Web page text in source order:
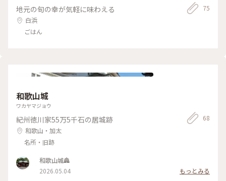
地元の旬の幸が気軽に味わえる
白浜
ごはん
75
和歌山城
ワカヤマジョウ
紀州徳川家55万5千石の居城跡
和歌山・加太
名所・旧跡
68
和歌山城🏯
2026.05.04
もっとみる